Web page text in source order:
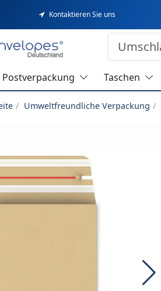
Kontaktieren Sie uns
Postverpackung Taschen
Umweltfreundliche Verpackung